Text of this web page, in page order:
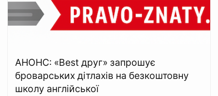
АНОНС: «Best друг» запрошує
броварських дітлахів на безкоштовну
школу англійської